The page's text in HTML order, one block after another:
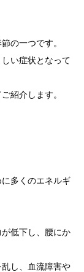
の一つです。
い症状となって
紹介します。
多くのエネルギ
低下し、腰にか
し、血流障害や